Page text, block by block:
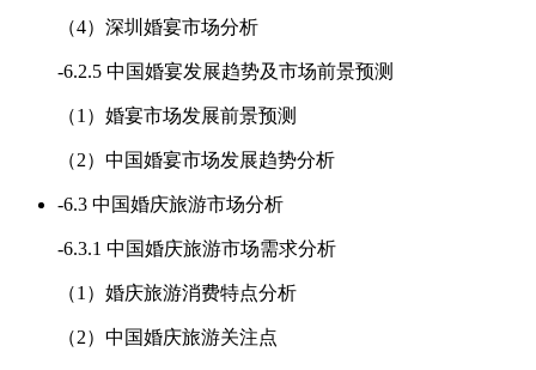
（4）深圳婚宴市场分析
-6.2.5 中国婚宴发展趋势及市场前景预测
（1）婚宴市场发展前景预测
（2）中国婚宴市场发展趋势分析
-6.3 中国婚庆旅游市场分析
-6.3.1 中国婚庆旅游市场需求分析
（1）婚庆旅游消费特点分析
（2）中国婚庆旅游关注点